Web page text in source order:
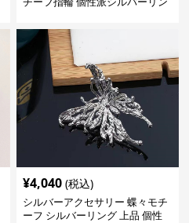
¥4,040 (税込)
シルバーアクセサリー 蝶々モチ
ーフ シルバーリング 上品 個性